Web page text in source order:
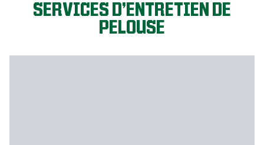
SERVICES D’ENTRETIEN DE
PELOUSE